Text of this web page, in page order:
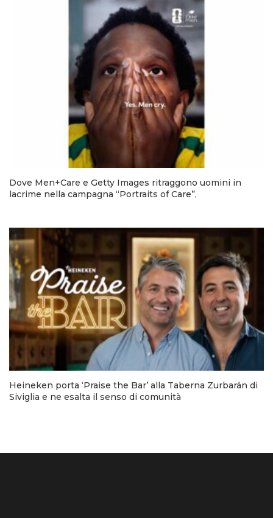
Dove Men+Care e Getty Images ritraggono uomini in
lacrime nella campagna “Portraits of Care”,
Heineken porta ‘Praise the Bar’ alla Taberna Zurbarán di
Siviglia e ne esalta il senso di comunità